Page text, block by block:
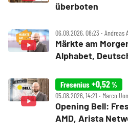
überboten
06.08.2026, 08:23 ‧ Andreas
Märkte am
Alphabet,
Fresenius +0,52%
05.08.2026, 14:21 ‧ Marco
Opening Bell:
AMD, Arista